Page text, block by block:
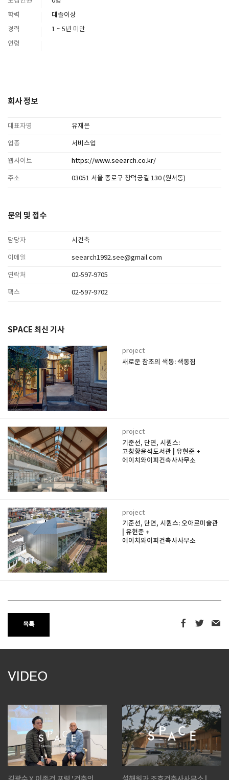
학력
대졸이상
경력
1 ~ 5년 미만
연령
회사 정보
대표자명 유재은
업종 서비스업
웹사이트 https://www.seearch.co.kr/
주소 03051 서울 종로구 창덕궁길 130 (원서동)
문의 및 접수
담당자 시건축
이메일 seearch1992.see@gmail.com
연락처 02-597-9705
팩스 02-597-9702
SPACE 최신 기사
project
새로운 참조의 색동: 색동집
project
기준선, 단면, 시퀀스:
고창황윤석도서관 | 유현준 +
에이치와이피건축사사무소
project
기준선, 단면, 시퀀스: 오아르미술관
| 유현준 +
에이치와이피건축사사무소
목록
VIDEO